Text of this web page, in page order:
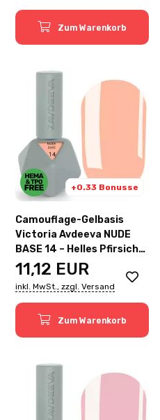
Zum Warenkorb
+0.33 Bonusse
Camouflage-Gelbasis
Victoria Avdeeva NUDE
BASE 14 – Helles Pfirsich-
Nude 12ml
11,12 EUR
inkl. MwSt., zzgl. Versand
Zum Warenkorb